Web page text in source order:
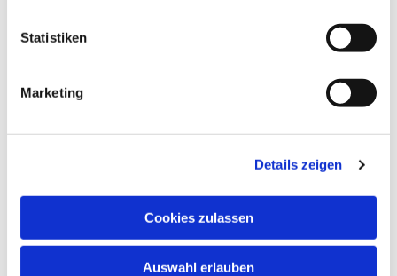
Statistiken
Marketing
Details zeigen
Cookies zulassen
Auswahl erlauben